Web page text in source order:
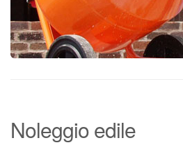
Noleggio edile